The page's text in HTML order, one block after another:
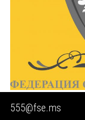
🔴 Экспертиза
555@fse.ms